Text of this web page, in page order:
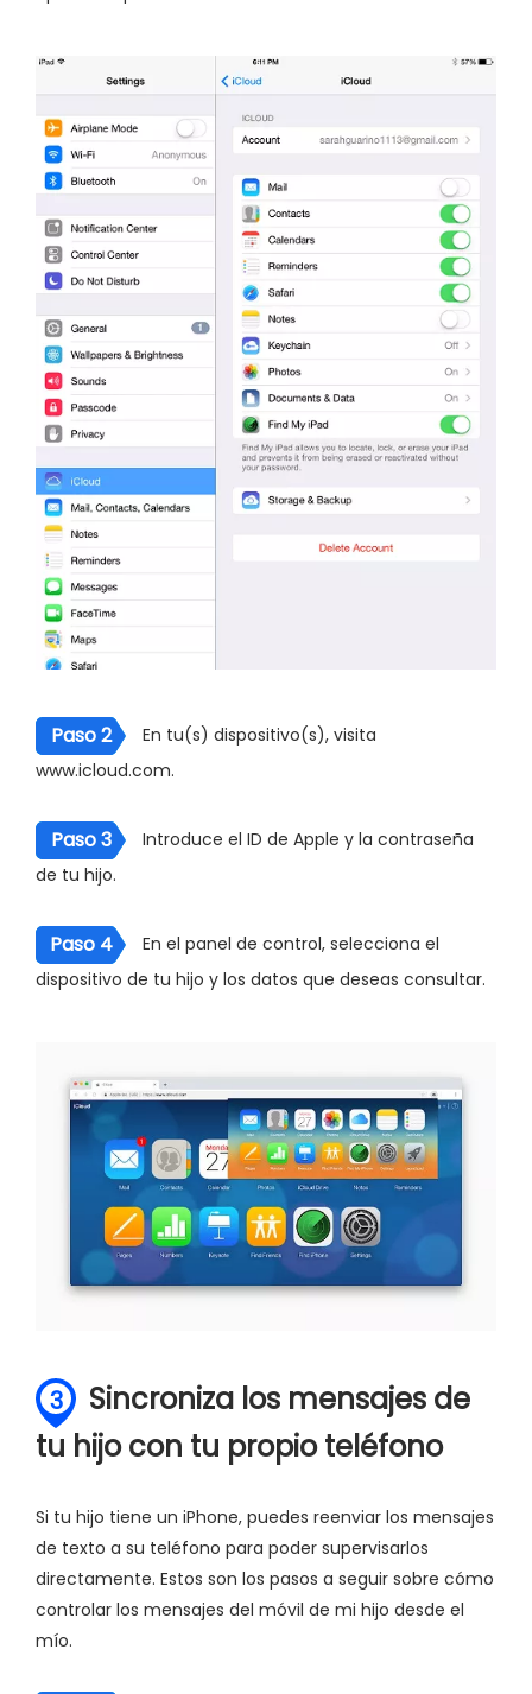
Paso 2
En tu(s) dispositivo(s), visita
www.icloud.com.
Paso 3
Introduce el ID de Apple y la contraseña
de tu hijo.
Paso 4
En el panel de control, selecciona el
dispositivo de tu hijo y los datos que deseas consultar.
3
Sincroniza los mensajes de
tu hijo con tu propio teléfono
Si tu hijo tiene un iPhone, puedes reenviar los mensajes
de texto a su teléfono para poder supervisarlos
directamente. Estos son los pasos a seguir sobre cómo
controlar los mensajes del móvil de mi hijo desde el
mío.